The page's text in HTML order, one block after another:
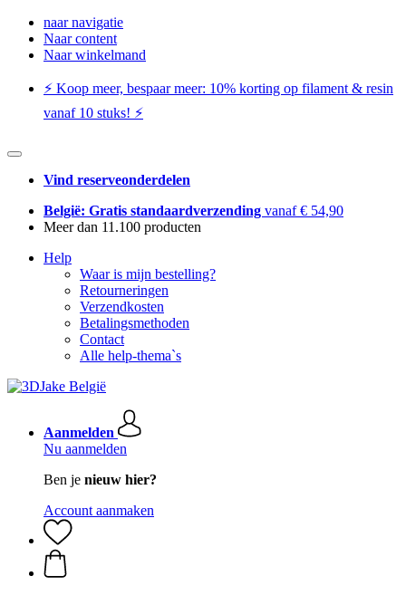
naar navigatie
Naar content
Naar winkelmand
⚡️ Koop meer, bespaar meer: ​​10% korting op filament & resin
vanaf 10 stuks! ⚡️
Vind reserveonderdelen
België: Gratis standaardverzending vanaf € 54,90
Meer dan 11.100 producten
Help
Waar is mijn bestelling?
Retourneringen
Verzendkosten
Betalingsmethoden
Contact
Alle help-thema`s
Aanmelden
Nu aanmelden
Ben je nieuw hier?
Account aanmaken